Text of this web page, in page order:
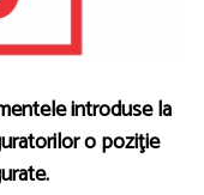
introduse la
o poziţie